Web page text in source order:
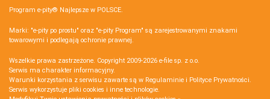
Program e-pity® Najlepsze w POLSCE.
Marki: "e-pity po prostu" oraz "e-pity Program" są zarejestrowanymi znakami
towarowymi i podlegają ochronie prawnej.
Wszelkie prawa zastrzeżone. Copyright 2009-2026 e-file sp. z o.o.
Serwis ma charakter informacyjny.
Warunki korzystania z serwisu zawarte są w Regulaminie i Polityce Prywatności.
Serwis wykorzystuje pliki cookies i inne technologie.